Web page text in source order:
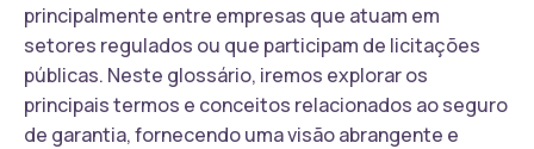
principalmente entre empresas que atuam em
setores regulados ou que participam de licitações
públicas. Neste glossário, iremos explorar os
principais termos e conceitos relacionados ao seguro
de garantia, fornecendo uma visão abrangente e